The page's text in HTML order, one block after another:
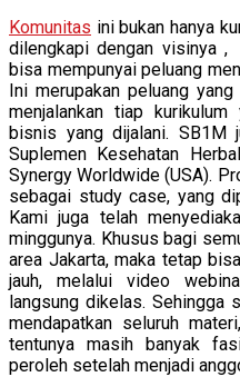
Komunitas ini bukan hanya
dilengkapi dengan visinya
bisa mempunyai peluang
Ini merupakan peluang
menjalankan tiap
bisnis yang dijalani. SB1M
Suplemen Kesehatan
Synergy Worldwide (USA).
sebagai study case, yang
Kami juga telah
minggunya. Khusus bagi
area Jakarta, maka tetap
jauh, melalui video
langsung dikelas. Sehingga
mendapatkan seluruh
tentunya masih banyak
peroleh setelah menjadi